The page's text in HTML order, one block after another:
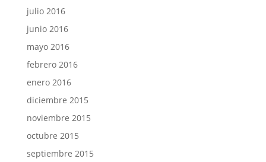
julio 2016
junio 2016
mayo 2016
febrero 2016
enero 2016
diciembre 2015
noviembre 2015
octubre 2015
septiembre 2015